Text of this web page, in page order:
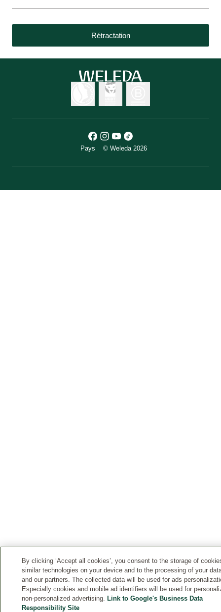
Rétractation
Pays © Weleda 2026
By clicking ‘Accept all cookies’, you consent to the storage of
similar technologies on your device and to the processing of your
and our partners. The collected data will be used for ads
Especially cookies and mobile ad identifiers will be used for
non-personalized advertising. Link to Google's Business Data
Responsibility Site